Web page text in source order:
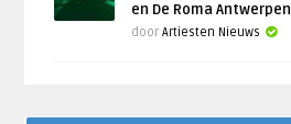
en De Roma Antwerpen
doorArtiesten Nieuws